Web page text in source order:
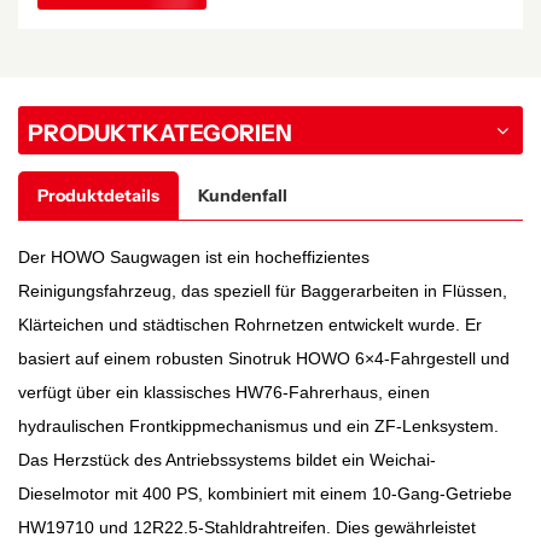
PRODUKTKATEGORIEN
Produktdetails Kundenfall
Der HOWO Saugwagen ist ein hocheffizientes
Reinigungsfahrzeug, das speziell für Baggerarbeiten in Flüssen,
Klärteichen und städtischen Rohrnetzen entwickelt wurde. Er
basiert auf einem robusten Sinotruk HOWO 6×4-Fahrgestell und
verfügt über ein klassisches HW76-Fahrerhaus, einen
hydraulischen Frontkippmechanismus und ein ZF-Lenksystem.
Das Herzstück des Antriebssystems bildet ein Weichai-
Dieselmotor mit 400 PS, kombiniert mit einem 10-Gang-Getriebe
HW19710 und 12R22.5-Stahldrahtreifen. Dies gewährleistet